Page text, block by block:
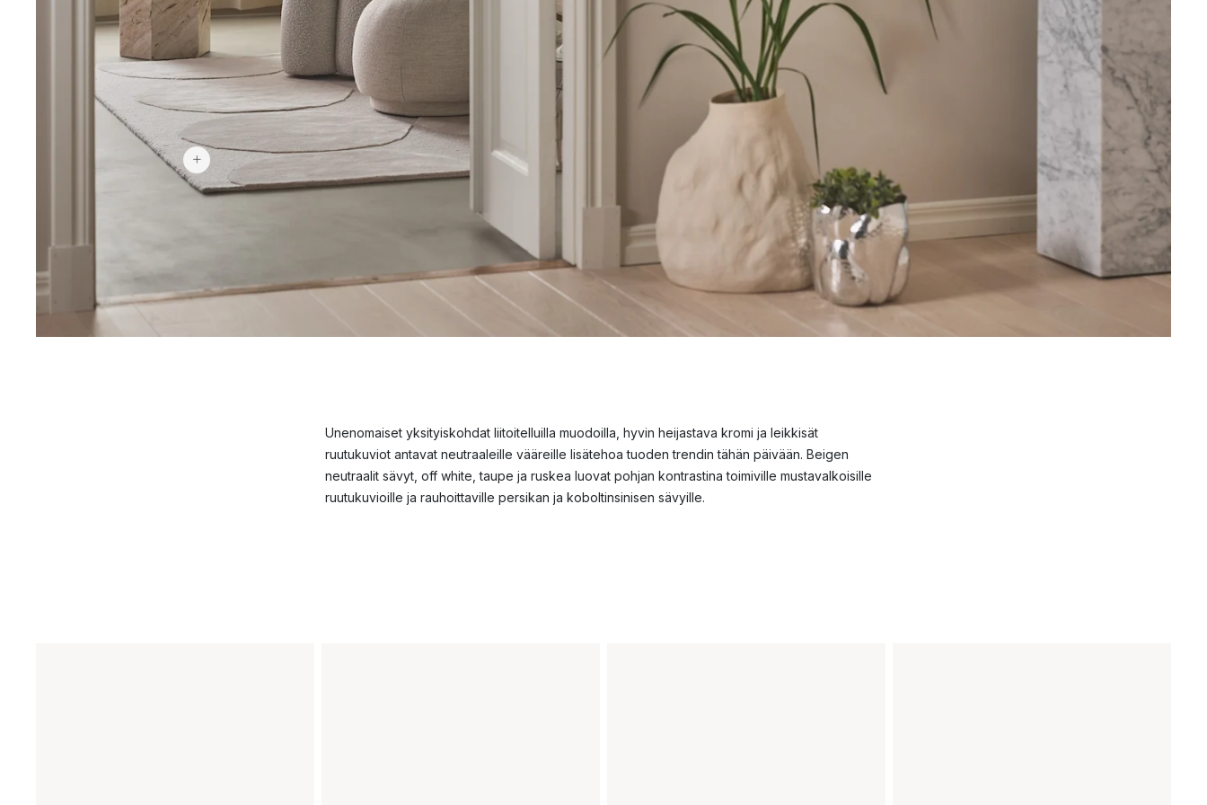
Unenomaiset yksityiskohdat liitoitelluilla muodoilla, hyvin heijastava kromi ja leikkisät
ruutukuviot antavat neutraaleille vääreille lisätehoa tuoden trendin tähän päivään. Beigen
neutraalit sävyt, off white, taupe ja ruskea luovat pohjan kontrastina toimiville mustavalkoisille
ruutukuvioille ja rauhoittaville persikan ja koboltinsinisen sävyille.